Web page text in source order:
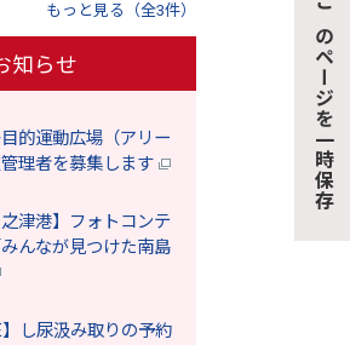
もっと見る（全3件）
知らせ
目的運動広場（アリー
理者を募集します
之津港】フォトコンテ
んなが見つけた南島
】し尿汲み取りの予約
このページを一時保存